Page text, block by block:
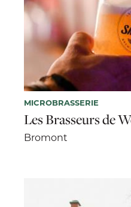
MICROBRASSERIE
Les Brasseurs de
Bromont